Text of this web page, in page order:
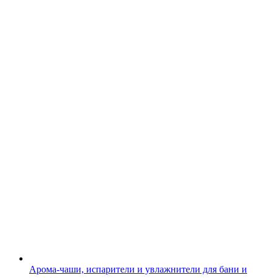
Арома-чаши, испарители и увлажнители для бани и